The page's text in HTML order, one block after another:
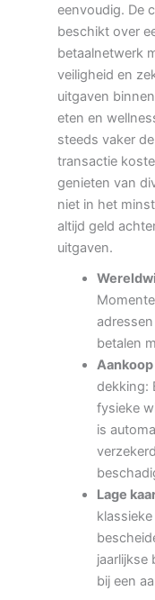
eenvoudig. De
beschikt over
betaalnetwerk
veiligheid en
uitgaven
eten en
steeds vaker
transactie
genieten van
niet in het
altijd geld
uitgaven.
betalen
dekking:
fysieke
is
Lage
jaarlijkse
bij een